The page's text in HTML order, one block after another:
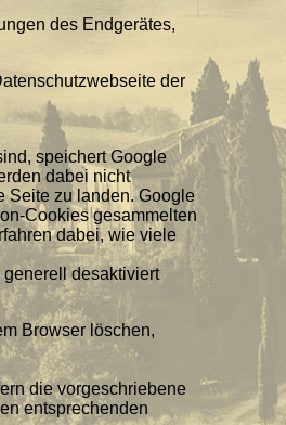
des Endgerätes,
der
speichert Google
dabei nicht
Seite zu landen. Google
Cookies gesammelten
dabei, wie viele
desaktiviert
Browser löschen,
die vorgeschriebene
entsprechenden